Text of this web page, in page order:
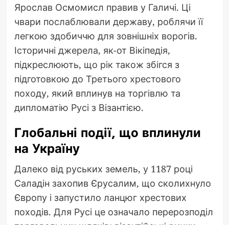
Ярослав Осмомисл правив у Галичі. Ці
чвари послаблювали державу, роблячи її
легкою здобиччю для зовнішніх ворогів.
Історичні джерела, як-от Вікіпедія,
підкреслюють, що рік також збігся з
підготовкою до Третього хрестового
походу, який вплинув на торгівлю та
дипломатію Русі з Візантією.
Глобальні події, що вплинули
на Україну
Далеко від руських земель, у 1187 році
Саладін захопив Єрусалим, що сколихнуло
Європу і запустило ланцюг хрестових
походів. Для Русі це означало перерозподіл